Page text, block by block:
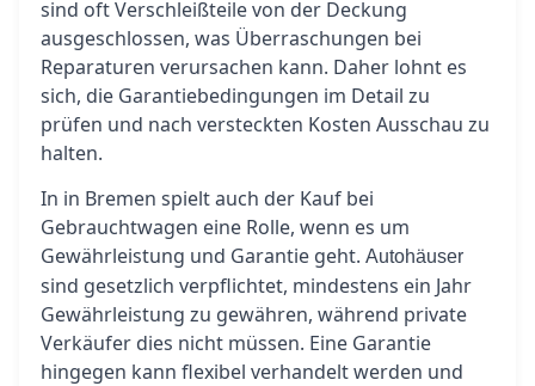
sind oft Verschleißteile von der Deckung
ausgeschlossen, was Überraschungen bei
Reparaturen verursachen kann. Daher lohnt es
sich, die Garantiebedingungen im Detail zu
prüfen und nach versteckten Kosten Ausschau zu
halten.
In in Bremen spielt auch der Kauf bei
Gebrauchtwagen eine Rolle, wenn es um
Gewährleistung und Garantie geht. Autohäuser
sind gesetzlich verpflichtet, mindestens ein Jahr
Gewährleistung zu gewähren, während private
Verkäufer dies nicht müssen. Eine Garantie
hingegen kann flexibel verhandelt werden und